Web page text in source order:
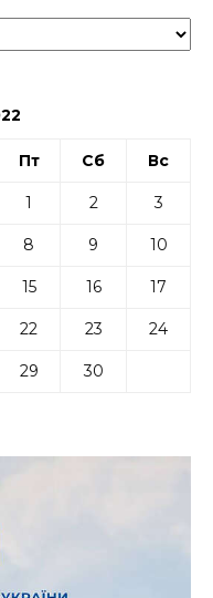
Пт Сб Вс
1 2 3
8 9 10
15 16 17
22 23 24
29
30